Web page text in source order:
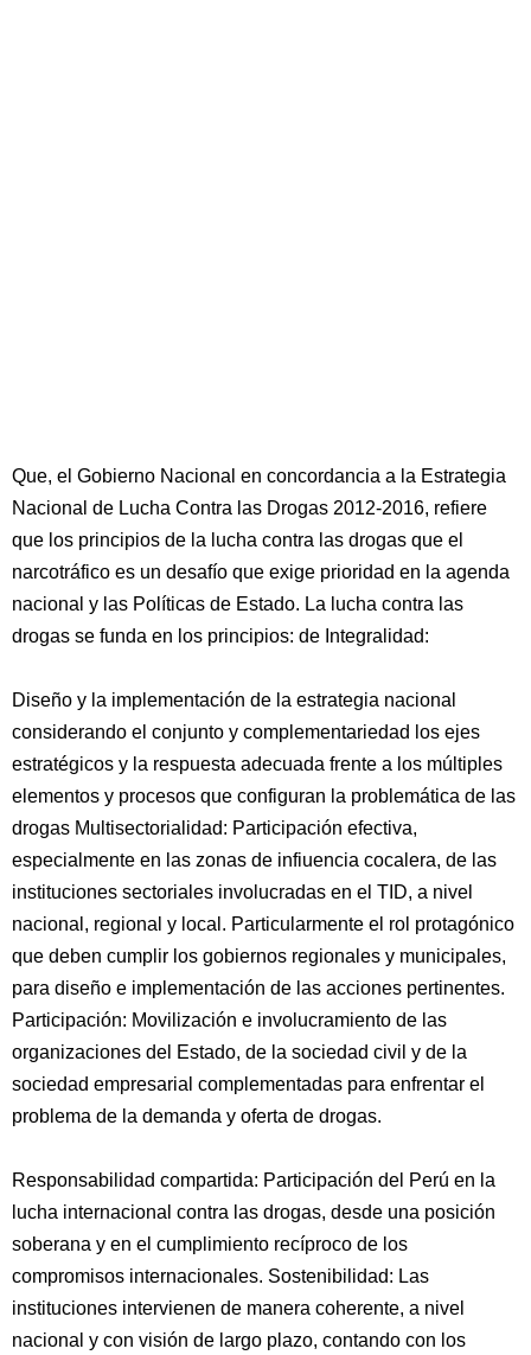
Que, el Gobierno Nacional en concordancia a la Estrategia
Nacional de Lucha Contra las Drogas 2012-2016, refiere
que los principios de la lucha contra las drogas que el
narcotráfico es un desafío que exige prioridad en la agenda
nacional y las Políticas de Estado. La lucha contra las
drogas se funda en los principios: de Integralidad:
Diseño y la implementación de la estrategia nacional
considerando el conjunto y complementariedad los ejes
estratégicos y la respuesta adecuada frente a los múltiples
elementos y procesos que configuran la problemática de las
drogas Multisectorialidad: Participación efectiva,
especialmente en las zonas de infiuencia cocalera, de las
instituciones sectoriales involucradas en el TID, a nivel
nacional, regional y local. Particularmente el rol protagónico
que deben cumplir los gobiernos regionales y municipales,
para diseño e implementación de las acciones pertinentes.
Participación: Movilización e involucramiento de las
organizaciones del Estado, de la sociedad civil y de la
sociedad empresarial complementadas para enfrentar el
problema de la demanda y oferta de drogas.
Responsabilidad compartida: Participación del Perú en la
lucha internacional contra las drogas, desde una posición
soberana y en el cumplimiento recíproco de los
compromisos internacionales. Sostenibilidad: Las
instituciones intervienen de manera coherente, a nivel
nacional y con visión de largo plazo, contando con los